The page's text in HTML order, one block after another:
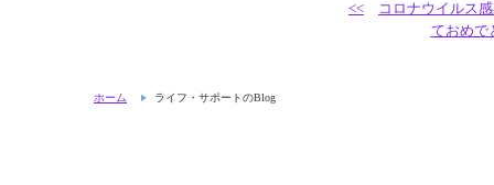
<<
コロナウイルス
ておめで
ホーム ライフ・サポートのBlog